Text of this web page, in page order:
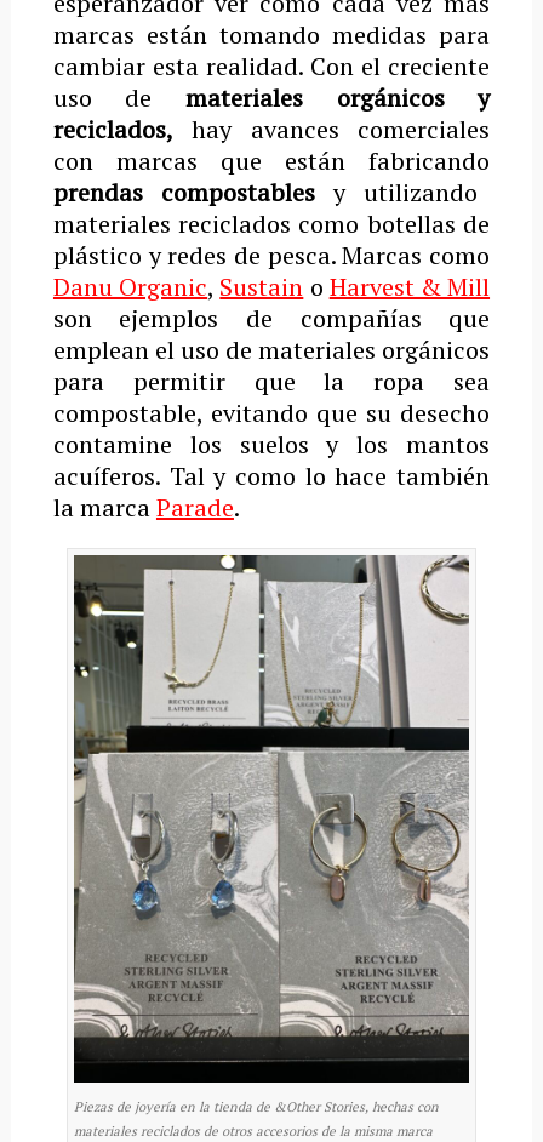
marcas están tomando medidas para
cambiar esta realidad. Con el creciente
uso de materiales orgánicos y
reciclados, hay avances comerciales
con marcas que están fabricando
prendas compostablesy utilizando
materiales reciclados como botellas de
plástico y redes de pesca. Marcas como
Danu Organic, Sustain o Harvest & Mill
son ejemplos de compañías que
emplean el uso de materiales orgánicos
para permitir que la ropa sea
compostable, evitando que su desecho
contamine los suelos y los mantos
acuíferos. Tal y como lo hace también
la marcaParade.
Piezas de joyería en la tienda de &Other Stories, hechas con
materiales reciclados de otros accesorios de la misma marca